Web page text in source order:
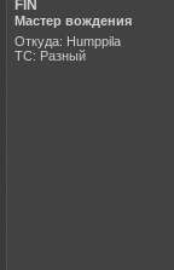
FIN
Мастер вождения
Откуда: Humppila
ТС: Разный